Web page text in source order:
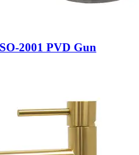
2001 PVD Gun